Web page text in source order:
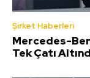
Şirket Haberleri
Mercedes-
Tek Çatı